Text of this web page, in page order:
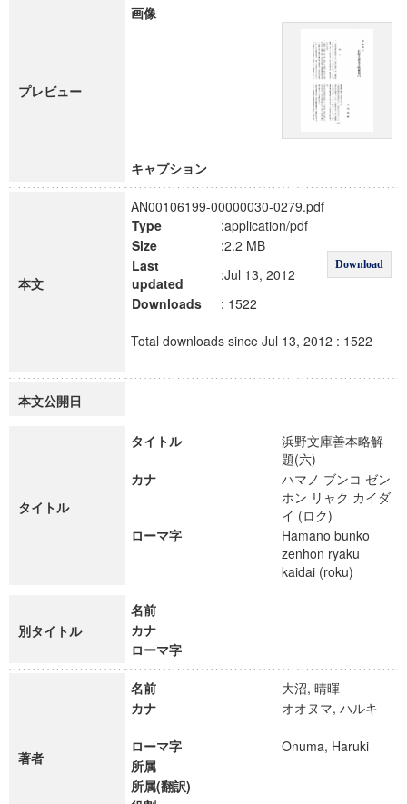
プレビュー
画像
キャプション
本文
AN00106199-00000030-0279.pdf
Type
:application/pdf
Download
Size
:2.2 MB
Last
updated
:Jul 13, 2012
Downloads
: 1522
Total downloads since Jul 13, 2012 : 1522
本文公開日
タイトル
タイトル
浜野文庫善本略解
題(六)
カナ
ハマノ ブンコ ゼン
ホン リャク カイダ
イ (ロク)
ローマ字
Hamano bunko
zenhon ryaku
kaidai (roku)
別タイトル
名前
カナ
ローマ字
著者
名前
大沼, 晴暉
カナ
オオヌマ, ハルキ
ローマ字
Onuma, Haruki
所属
所属(翻訳)